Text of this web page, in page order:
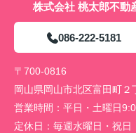
株式会社 桃太郎不
086-222-5181
〒700-0816
岡山県岡山市北区富田町２
営業時間： 平日・土曜日
定休日： 毎週水曜日・祝日